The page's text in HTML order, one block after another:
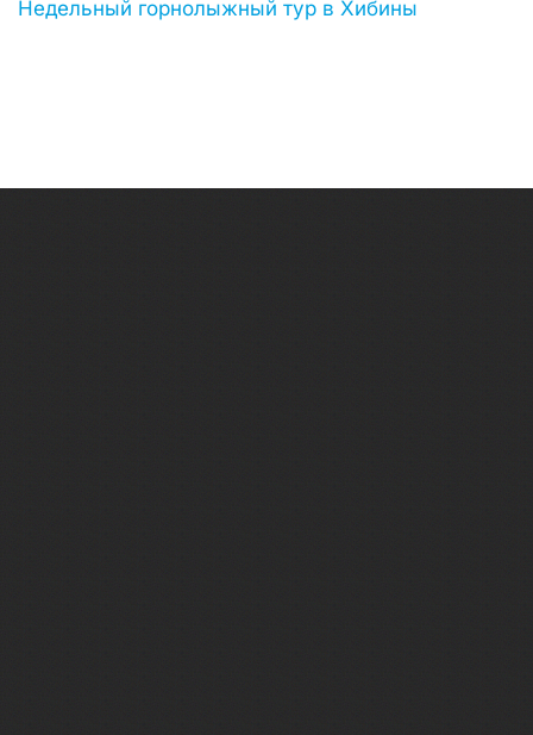
Недельный горнолыжный тур в Хибины